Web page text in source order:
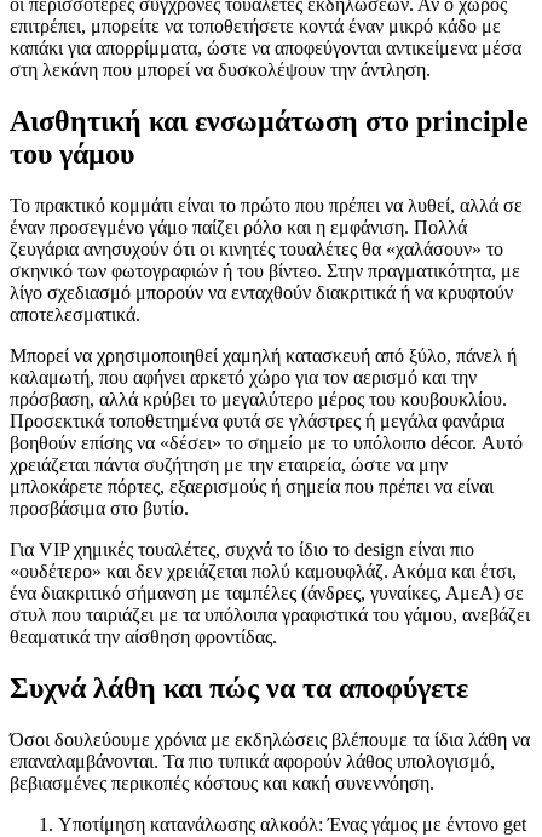
οι περισσότερες σύγχρονες τουαλέτες εκδηλώσεων. Αν ο χώρος
επιτρέπει, μπορείτε να τοποθετήσετε κοντά έναν μικρό κάδο με
καπάκι για απορρίμματα, ώστε να αποφεύγονται αντικείμενα μέσα
στη λεκάνη που μπορεί να δυσκολέψουν την άντληση.
Αισθητική και ενσωμάτωση στο principle
του γάμου
Το πρακτικό κομμάτι είναι το πρώτο που πρέπει να λυθεί, αλλά σε
έναν προσεγμένο γάμο παίζει ρόλο και η εμφάνιση. Πολλά
ζευγάρια ανησυχούν ότι οι κινητές τουαλέτες θα «χαλάσουν» το
σκηνικό των φωτογραφιών ή του βίντεο. Στην πραγματικότητα, με
λίγο σχεδιασμό μπορούν να ενταχθούν διακριτικά ή να κρυφτούν
αποτελεσματικά.
Μπορεί να χρησιμοποιηθεί χαμηλή κατασκευή από ξύλο, πάνελ ή
καλαμωτή, που αφήνει αρκετό χώρο για τον αερισμό και την
πρόσβαση, αλλά κρύβει το μεγαλύτερο μέρος του κουβουκλίου.
Προσεκτικά τοποθετημένα φυτά σε γλάστρες ή μεγάλα φανάρια
βοηθούν επίσης να «δέσει» το σημείο με το υπόλοιπο décor. Αυτό
χρειάζεται πάντα συζήτηση με την εταιρεία, ώστε να μην
μπλοκάρετε πόρτες, εξαερισμούς ή σημεία που πρέπει να είναι
προσβάσιμα στο βυτίο.
Για VIP χημικές τουαλέτες, συχνά το ίδιο το design είναι πιο
«ουδέτερο» και δεν χρειάζεται πολύ καμουφλάζ. Ακόμα και έτσι,
ένα διακριτικό σήμανση με ταμπέλες (άνδρες, γυναίκες, ΑμεΑ) σε
στυλ που ταιριάζει με τα υπόλοιπα γραφιστικά του γάμου, ανεβάζει
θεαματικά την αίσθηση φροντίδας.
Συχνά λάθη και πώς να τα αποφύγετε
Όσοι δουλεύουμε χρόνια με εκδηλώσεις βλέπουμε τα ίδια λάθη να
επαναλαμβάνονται. Τα πιο τυπικά αφορούν λάθος υπολογισμό,
βεβιασμένες περικοπές κόστους και κακή συνεννόηση.
Υποτίμηση κατανάλωσης αλκοόλ: Ένας γάμος με έντονο get